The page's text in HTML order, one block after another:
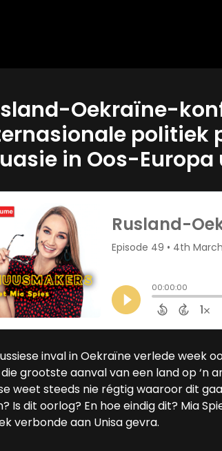
Oekraïne-
politiek
in Oos-Europa
inval in Oekraïne verlede week
die grootste aanval van een land op ‘n
weet steeds nie régtig waaroor dit
Is dit oorlog? En hoe eindig dit? Mia
verbonde aan Unisa gevra.